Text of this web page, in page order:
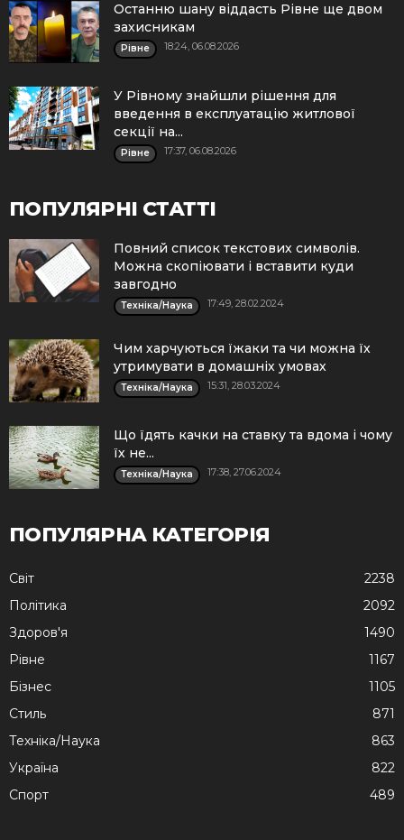
Останню шану віддасть Рівне ще двом
захисникам
Рівне 18:24, 06.08.2026
У Рівному знайшли рішення для
введення в експлуатацію житлової
секції на...
Рівне 17:37, 06.08.2026
ПОПУЛЯРНІ СТАТТІ
Повний список текстових символів.
Можна скопіювати і вставити куди
завгодно
Техніка/Наука 17:49, 28.02.2024
Чим харчуються їжаки та чи можна їх
утримувати в домашніх умовах
Техніка/Наука 15:31, 28.03.2024
Що їдять качки на ставку та вдома і чому
їх не...
Техніка/Наука 17:38, 27.06.2024
ПОПУЛЯРНА КАТЕГОРІЯ
Cвіт
2238
Політика
2092
Здоров'я
1490
Рівне
1167
Бізнес
1105
Стиль
871
Техніка/Наука
863
Україна
822
Спорт
489